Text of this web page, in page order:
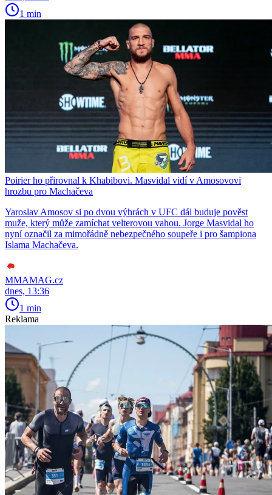
1 min
Poirier ho přirovnal k Khabibovi. Masvidal vidí v Amosovovi
hrozbu pro Machačeva
Yaroslav Amosov si po dvou výhrách v UFC dál buduje pověst
muže, který může zamíchat velterovou vahou. Jorge Masvidal ho
nyní označil za mimořádně nebezpečného soupeře i pro šampiona
Islama Machačeva.
MMAMAG.cz
dnes, 13:36
1 min
Reklama